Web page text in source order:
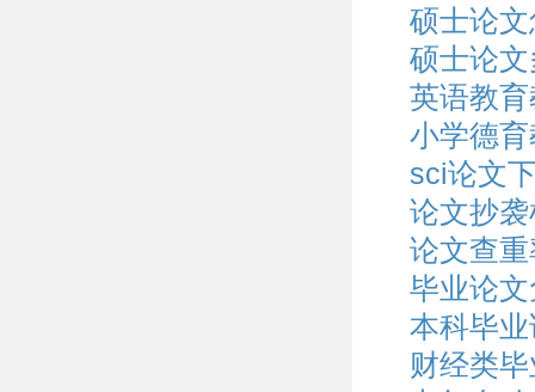
硕士论
硕士论
英语教
小学德
sci论文
论文抄
论文查
毕业论
本科毕
财经类